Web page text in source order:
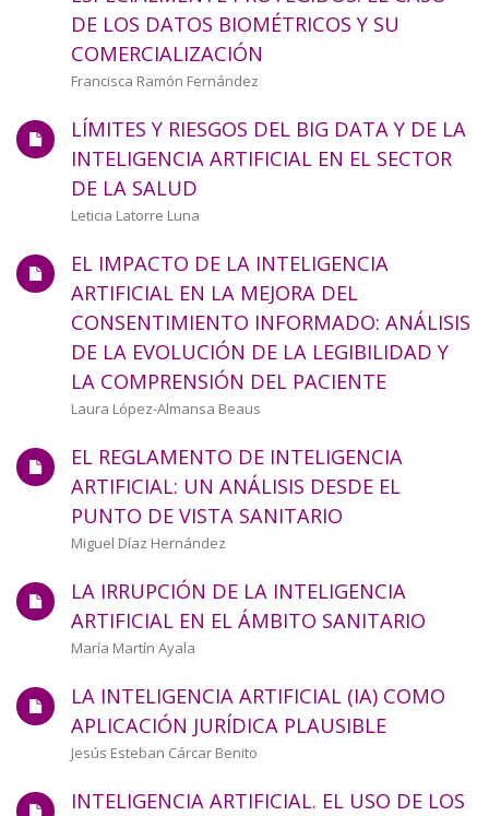
DE LOS DATOS BIOMÉTRICOS Y SU
COMERCIALIZACIÓN
Autor/a
Francisca Ramón Fernández
LÍMITES Y RIESGOS DEL BIG DATA Y DE LA
INTELIGENCIA ARTIFICIAL EN EL SECTOR
DE LA SALUD
Autor/a
Leticia Latorre Luna
EL IMPACTO DE LA INTELIGENCIA
ARTIFICIAL EN LA MEJORA DEL
CONSENTIMIENTO INFORMADO: ANÁLISIS
DE LA EVOLUCIÓN DE LA LEGIBILIDAD Y
LA COMPRENSIÓN DEL PACIENTE
Autor/a
Laura López-Almansa Beaus
EL REGLAMENTO DE INTELIGENCIA
ARTIFICIAL: UN ANÁLISIS DESDE EL
PUNTO DE VISTA SANITARIO
Autor/a
Miguel Díaz Hernández
LA IRRUPCIÓN DE LA INTELIGENCIA
ARTIFICIAL EN EL ÁMBITO SANITARIO
Autor/a
María Martín Ayala
LA INTELIGENCIA ARTIFICIAL (IA) COMO
APLICACIÓN JURÍDICA PLAUSIBLE
Autor/a
Jesús Esteban Cárcar Benito
INTELIGENCIA ARTIFICIAL. EL USO DE LOS